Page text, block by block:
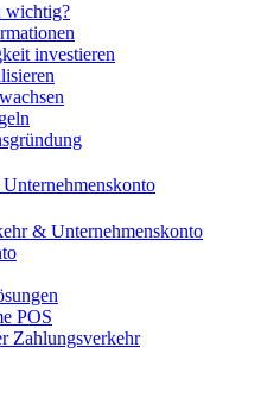
wichtig?
investieren
& Unternehmenskonto
POS
Zahlungsverkehr